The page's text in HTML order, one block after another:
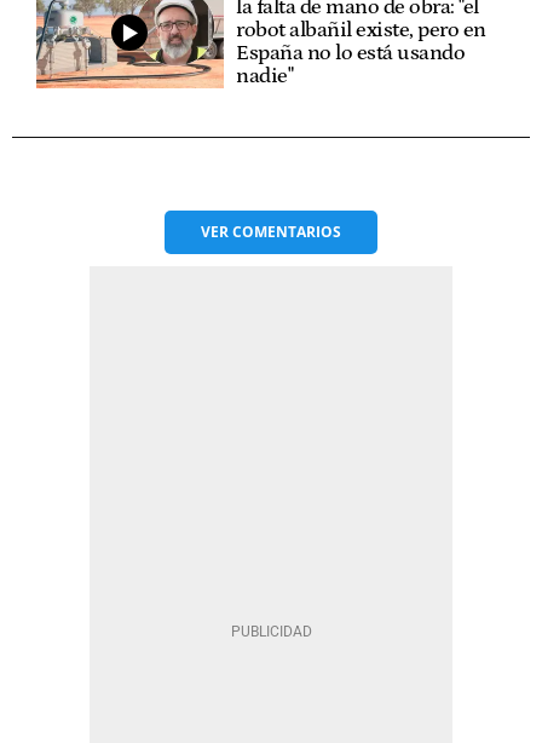
la falta de mano de obra: "el
robot albañil existe, pero en
España no lo está usando
nadie"
VERCOMENTARIOS